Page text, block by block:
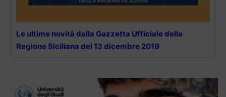
Le ultime novità dalla Gazzetta Ufficiale della
Regione Siciliana del 13 dicembre 2019